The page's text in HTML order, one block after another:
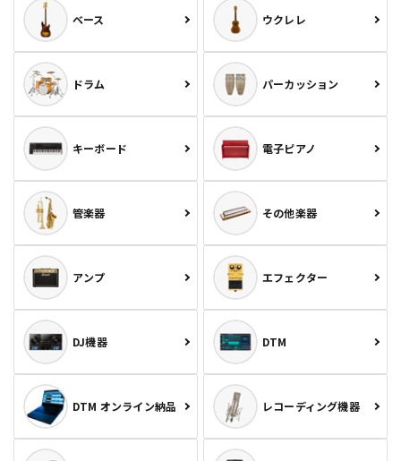
ベース ウクレレ
ドラム パーカッション
キーボード 電子ピアノ
管楽器 その他楽器
アンプ エフェクター
DJ機器 DTM
DTM オンライン納品 レコーディング機器